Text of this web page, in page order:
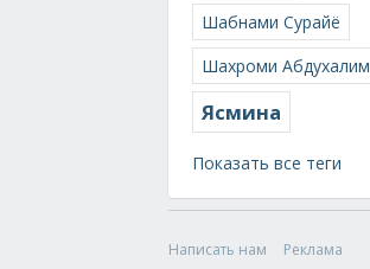
Шабнами Сурайё
Шахроми Абдухалим
Ясмина
Показать все теги
Написать нам
Реклама